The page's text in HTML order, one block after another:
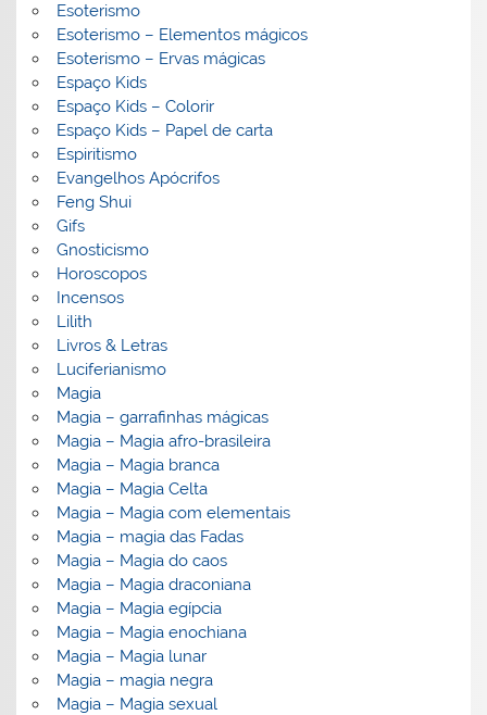
Esoterismo
Esoterismo – Elementos mágicos
Esoterismo – Ervas mágicas
Espaço Kids
Espaço Kids – Colorir
Espaço Kids – Papel de carta
Espiritismo
Evangelhos Apócrifos
Feng Shui
Gifs
Gnosticismo
Horoscopos
Incensos
Lilith
Livros & Letras
Luciferianismo
Magia
Magia – garrafinhas mágicas
Magia – Magia afro-brasileira
Magia – Magia branca
Magia – Magia Celta
Magia – Magia com elementais
Magia – magia das Fadas
Magia – Magia do caos
Magia – Magia draconiana
Magia – Magia egípcia
Magia – Magia enochiana
Magia – Magia lunar
Magia – magia negra
Magia – Magia sexual